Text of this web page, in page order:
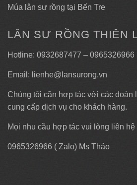
Múa lân sư rồng tại Bến Tre
LÂN SƯ RỒNG THIÊN
Hotline: 0932687477 – 0965326966
Email: lienhe@lansurong.vn
Chúng tôi cần hợp tác với các đoàn
cung cấp dịch vụ cho khách hàng.
Mọi nhu cầu hợp tác vui lòng liên hệ
0965326966 ( Zalo) Ms Thảo